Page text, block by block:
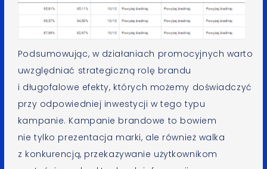
Podsumowując, w działaniach promocyjnych warto
uwzględniać strategiczną rolę brandu
i długofalowe efekty, których możemy doświadczyć
przy odpowiedniej inwestycji w tego typu
kampanie. Kampanie brandowe to bowiem
nie tylko prezentacja marki, ale również walka
z konkurencją, przekazywanie użytkownikom